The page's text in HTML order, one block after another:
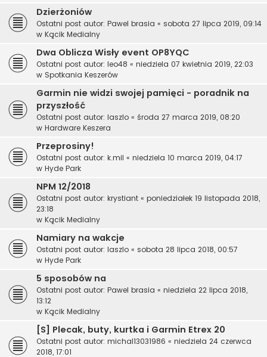
Dzierżoniów
Ostatni post autor: Pawel brasia « sobota 27 lipca 2019, 09:14
w Kącik Medialny
Dwa Oblicza Wisły event OP8YQC
Ostatni post autor: leo48 « niedziela 07 kwietnia 2019, 22:03
w Spotkania Keszerów
Garmin nie widzi swojej pamięci - poradnik na
przyszłość
Ostatni post autor: laszlo « środa 27 marca 2019, 08:20
w Hardware Keszera
Przeprosiny!
Ostatni post autor: k.mil « niedziela 10 marca 2019, 04:17
w Hyde Park
NPM 12/2018
Ostatni post autor: krystiant « poniedziałek 19 listopada 2018,
23:18
w Kącik Medialny
Namiary na wakcje
Ostatni post autor: laszlo « sobota 28 lipca 2018, 00:57
w Hyde Park
5 sposobów na
Ostatni post autor: Pawel brasia « niedziela 22 lipca 2018,
13:12
w Kącik Medialny
[S] Plecak, buty, kurtka i Garmin Etrex 20
Ostatni post autor: michal13031986 « niedziela 24 czerwca
2018, 17:01